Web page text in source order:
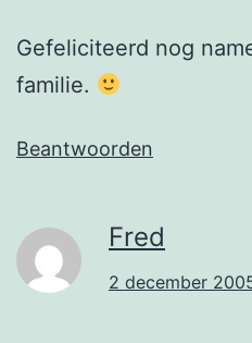
Gefeliciteerd nog
familie.
Beantwoorden
Fred
2 december